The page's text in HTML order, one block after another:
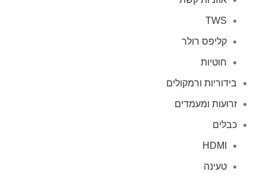
TWS
קליפס רולר
חוטיות
בידוריות ורמקולים
זרועות ומעמדים
כבלים
HDMI
טעינה